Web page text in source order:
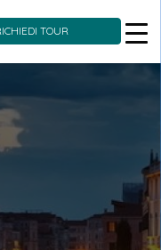
TOUR